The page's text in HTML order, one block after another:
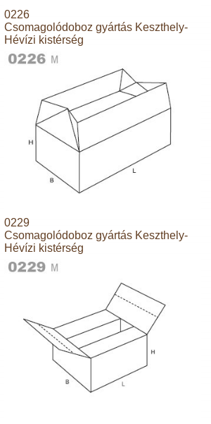
0226
Csomagolódoboz gyártás Keszthely-
Hévízi kistérség
0229
Csomagolódoboz gyártás Keszthely-
Hévízi kistérség